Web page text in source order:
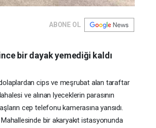
ABONE OL
bir dayak yemediği kaldı
cips ve meşrubat alan taraftar
ve alınan lyeceklerin parasının
cep telefonu kamerasına yansıdı.
bir akaryakıt istasyonunda